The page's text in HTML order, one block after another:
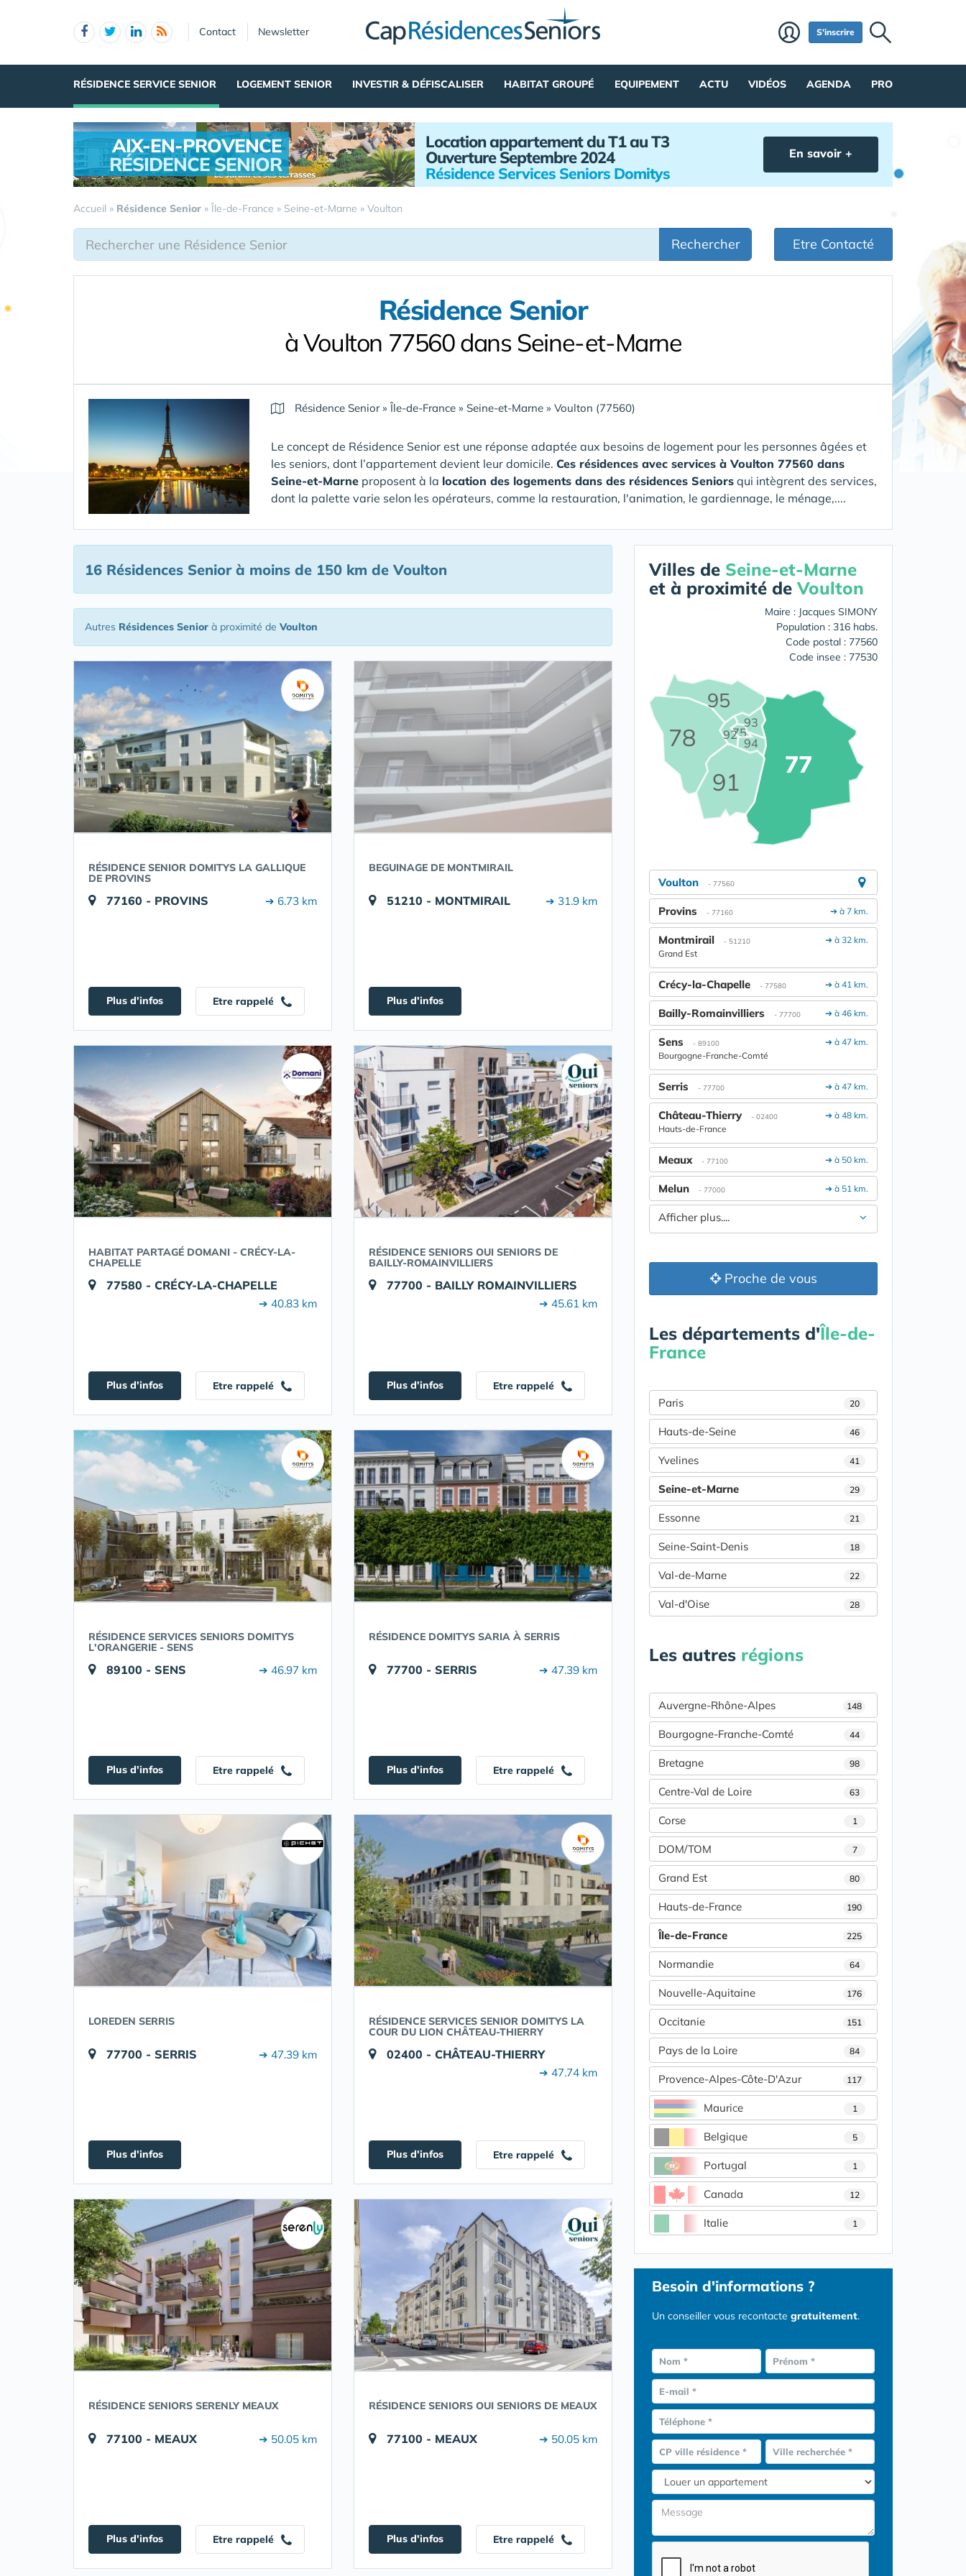
Contact Newsletter S'inscrire
RÉSIDENCE SERVICE SENIOR LOGEMENT SENIOR INVESTIR & DÉFISCALISER HABITAT GROUPÉ EQUIPEMENT ACTU VIDÉOS AGENDA PRO
AIX-EN-PROVENCE
RÉSIDENCE SENIOR
Location appartement du T1 au T3
Ouverture Septembre 2024
Résidence Services Seniors Domitys
En savoir +
Accueil » Résidence Senior » Île-de-France » Seine-et-Marne » Voulton
Rechercher Etre Contacté
Résidence Senior
à Voulton 77560 dans Seine-et-Marne
Résidence Senior»Île-de-France » Seine-et-Marne » Voulton (77560)
Le concept de Résidence Senior est une réponse adaptée aux besoins de logement pour les personnes âgées et
les seniors, dont l’appartement devient leur domicile. Ces résidences avec services à Voulton 77560 dans
Seine-et-Marne proposent à la location des logements dans des résidences Seniors qui intègrent des services,
dont la palette varie selon les opérateurs, comme la restauration, l'animation, le gardiennage, le ménage,....
16 Résidences Seniorà moins de 150 km de Voulton
Autres Résidences Senior à proximité de Voulton
RÉSIDENCE SENIOR DOMITYS LA GALLIQUE
DE PROVINS
77160 - PROVINS ➔ 6.73 km
Plus d'infos Etre rappelé
BEGUINAGE DE MONTMIRAIL
51210 - MONTMIRAIL ➔ 31.9 km
Plus d'infos
HABITAT PARTAGÉ DOMANI - CRÉCY-LA-
CHAPELLE
77580 - CRÉCY-LA-CHAPELLE
➔ 40.83 km
Plus d'infos Etre rappelé
RÉSIDENCE SENIORS OUI SENIORS DE
BAILLY-ROMAINVILLIERS
77700 - BAILLY ROMAINVILLIERS
➔ 45.61 km
Plus d'infos Etre rappelé
RÉSIDENCE SERVICES SENIORS DOMITYS
L'ORANGERIE - SENS
89100 - SENS ➔ 46.97 km
Plus d'infos Etre rappelé
RÉSIDENCE DOMITYS SARIA À SERRIS
77700 - SERRIS ➔ 47.39 km
Plus d'infos Etre rappelé
LOREDEN SERRIS
77700 - SERRIS ➔ 47.39 km
Plus d'infos
RÉSIDENCE SERVICES SENIOR DOMITYS LA
COUR DU LION CHÂTEAU-THIERRY
02400 - CHÂTEAU-THIERRY
➔ 47.74 km
Plus d'infos Etre rappelé
RÉSIDENCE SENIORS SERENLY MEAUX
77100 - MEAUX ➔ 50.05 km
Plus d'infos Etre rappelé
RÉSIDENCE SENIORS OUI SENIORS DE MEAUX
77100 - MEAUX ➔ 50.05 km
Plus d'infos Etre rappelé
Villes de Seine-et-Marne
et à proximité deVoulton
Maire : Jacques SIMONY
Population : 316 habs.
Code postal : 77560
Code insee : 77530
75
77
78
91
92
93
94
95
Voulton - 77560
➔ à 7 km.
Provins - 77160
➔ à 32 km.
Montmirail - 51210
Grand Est
➔ à 41 km.
Crécy-la-Chapelle - 77580
➔ à 46 km.
Bailly-Romainvilliers - 77700
➔ à 47 km.
Sens - 89100
Bourgogne-Franche-Comté
➔ à 47 km.
Serris - 77700
➔ à 48 km.
Château-Thierry - 02400
Hauts-de-France
➔ à 50 km.
Meaux - 77100
➔ à 51 km.
Melun - 77000
Afficher plus....
Proche de vous
Les départements d'Île-de-
France
Paris 20
Hauts-de-Seine 46
Yvelines 41
Seine-et-Marne 29
Essonne 21
Seine-Saint-Denis 18
Val-de-Marne 22
Val-d'Oise 28
Les autres régions
Auvergne-Rhône-Alpes 148
Bourgogne-Franche-Comté 44
Bretagne 98
Centre-Val de Loire 63
Corse 1
DOM/TOM 7
Grand Est 80
Hauts-de-France 190
Île-de-France 225
Normandie 64
Nouvelle-Aquitaine 176
Occitanie 151
Pays de la Loire 84
Provence-Alpes-Côte-D'Azur 117
Maurice 1
Belgique 5
Portugal 1
Canada 12
Italie 1
Besoin d'informations ?
Un conseiller vous recontacte gratuitement.
Nom * Prénom *
E-mail *
Téléphone *
CP ville résidence * Ville recherchée *